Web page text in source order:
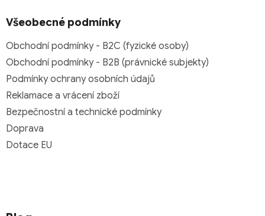
Všeobecné podmínky
Obchodní podmínky - B2C (fyzické osoby)
Obchodní podmínky - B2B (právnické subjekty)
Podmínky ochrany osobních údajů
Reklamace a vrácení zboží
Bezpečnostní a technické podmínky
Doprava
Dotace EU